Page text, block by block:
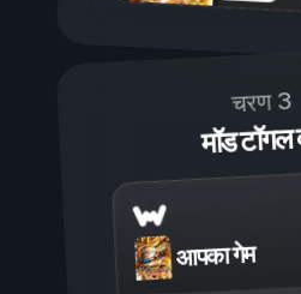
चरण 3
मॉड
आपका गेम